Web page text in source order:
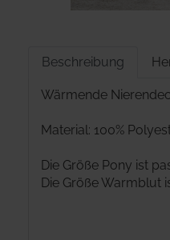
Beschreibung
Wärmende
Material: 100%
Die Größe Pony ist
Die Größe Warmblut